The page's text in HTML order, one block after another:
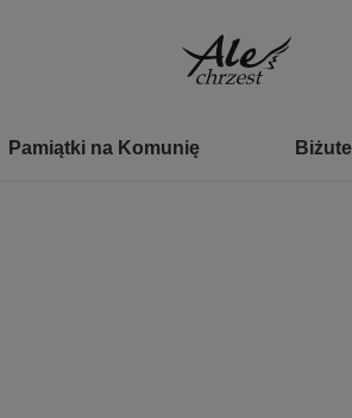
Pamiątki na Komunię